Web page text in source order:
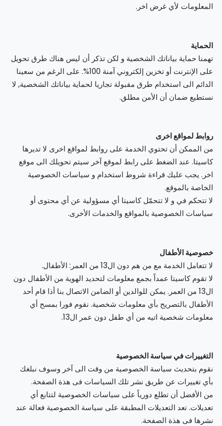
المعلومات لأي غرض اخر.
الحماية
تهمنا حماية بياناتك الشخصية و لكن تذكر أن ليس هناك طرق تحويل
على الإنترنت أو تخزين إلكتروني آمنة 100%. على الرغم من سعينا
الدائم الى استخدام طرق مقبولة تجاريا لحماية بياناتك الشخصية, لا
نستطيع ضمان أن الأمن مطلق.
روابط لمواقع اخرى
من الممكن أن تحتوي الخدمة على روابط لمواقع اخرى لا تديرها
كاسيتا. عند الضغط على رابط لموقع آخر سيتم تحويلك الى موقع
اخر. يجب عليك قراءة شروط استخدام و سياسات الخصوصية
الخاصة بالموقع.
لا تتحكم في و لا تتحمّل كاسيتا أي مسؤولية عن أي محتوى أو
سياسات الخصوصية بالمواقع والخدمات الأخرى.
خصوصية الأطفال
لا تتعامل الخدمة مع من هم دون ال13 من العمر: الأطفال.
لا تقوم كاسيتا عمداً بجمع معلومات لتحديد الهوية من الأطفال دون
ال13 من العمر. يمكن للوالدين أو الضامن الاتصال بنا أذا قام أحد
الأطفال بالتصريح بأي معلومات شخصية. نقوم فورا بمسح أي
معلومات شخصية اتيه من أي طفل دون عمر ال13.
التغييرات في سياسة الخصوصية
نقوم بتحديث سياسة الخصوصية من وقت الى آخر وسوف نبلغك
بأي تغييرات عن طريق نشر تلك السياسات فى هذة الصفحة.
من الأفضل أن تطلع دورياً على سياسات الخصوصية لتتابع أي
تعديلات. تعد التعديلات المطبقة على سياسة الخصوصية فعالة عند
نشرها فى هذة الصفحة.